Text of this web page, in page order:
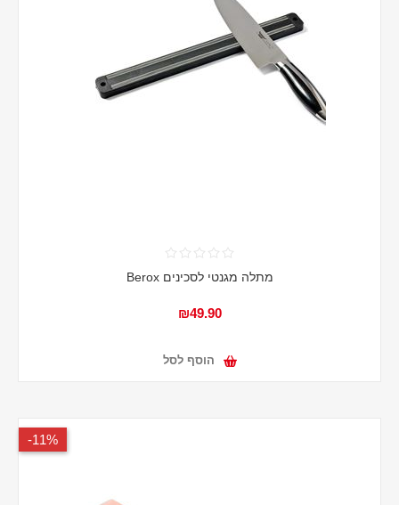
מתלה מגנטי לסכינים Berox
₪49.90
הוסף לסל
11%-